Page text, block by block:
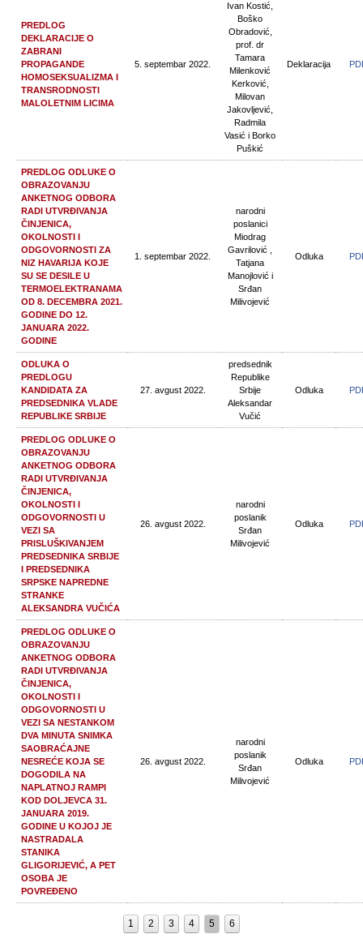
PREDLOG
DEKLARACIJE O
ZABRANI
PROPAGANDE
HOMOSEKSUALIZMA I
TRANSRODNOSTI
MALOLETNIM LICIMA
5. septembar 2022.
Ivan Kostić,
Boško
Obradović,
prof. dr
Tamara
Milenković
Kerković,
Milovan
Jakovljević,
Radmila
Vasić i Borko
Puškić
Deklaracija
PREDLOG ODLUKE O
OBRAZOVANJU
ANKETNOG ODBORA
RADI UTVRĐIVANJA
ČINJENICA,
OKOLNOSTI I
ODGOVORNOSTI ZA
NIZ HAVARIJA KOJE
SU SE DESILE U
TERMOELEKTRANAMA
OD 8. DECEMBRA 2021.
GODINE DO 12.
JANUARA 2022.
GODINE
1. septembar 2022.
narodni
poslanici
Miodrag
Gavrilović ,
Tatjana
Manojlović i
Srđan
Milivojević
Odluka
ODLUKA O
PREDLOGU
KANDIDATA ZA
PREDSEDNIKA VLADE
REPUBLIKE SRBIJE
27. avgust 2022.
predsednik
Republike
Srbije
Aleksandar
Vučić
Odluka
PREDLOG ODLUKE O
OBRAZOVANJU
ANKETNOG ODBORA
RADI UTVRĐIVANJA
ČINJENICA,
OKOLNOSTI I
ODGOVORNOSTI U
VEZI SA
PRISLUŠKIVANJEM
PREDSEDNIKA SRBIJE
I PREDSEDNIKA
SRPSKE NAPREDNE
STRANKE
ALEKSANDRA VUČIĆA
26. avgust 2022.
narodni
poslanik
Srđan
Milivojević
Odluka
PREDLOG ODLUKE O
OBRAZOVANJU
ANKETNOG ODBORA
RADI UTVRĐIVANJA
ČINJENICA,
OKOLNOSTI I
ODGOVORNOSTI U
VEZI SA NESTANKOM
DVA MINUTA SNIMKA
SAOBRAĆAJNE
NESREĆE KOJA SE
DOGODILA NA
NAPLATNOJ RAMPI
KOD DOLJEVCA 31.
JANUARA 2019.
GODINE U KOJOJ JE
NASTRADALA
STANIKA
GLIGORIJEVIĆ, A PET
OSOBA JE
POVREĐENO
26. avgust 2022.
narodni
poslanik
Srđan
Milivojević
Odluka
1 2 3 4 5 6